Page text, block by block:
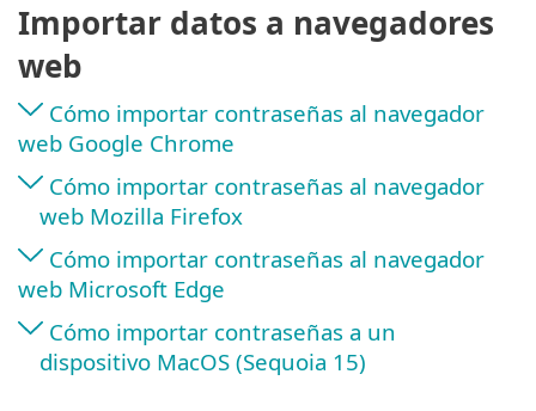
Importar datos a navegadores
web
Cómo importar contraseñas al navegador
web Google Chrome
Cómo importar contraseñas al navegador
web Mozilla Firefox
Cómo importar contraseñas al navegador
web Microsoft Edge
Cómo importar contraseñas a un
dispositivo MacOS (Sequoia 15)